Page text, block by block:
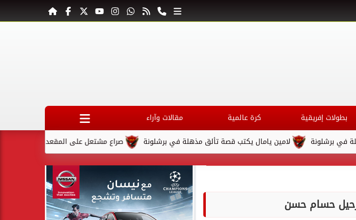
بطولات إفريقية كرة عالمية
مقالات وآراء
صراع مشتعل على المقعد الأخير في كأس السوبر
لامين يامال يكتب قصة تألق مذهلة في برشلونة
حسام حسن